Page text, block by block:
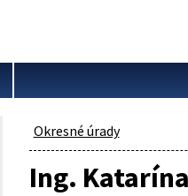
Okresné úrady
Ing.